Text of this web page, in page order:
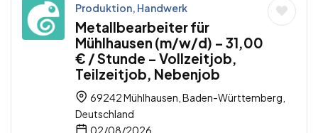
Produktion, Handwerk
Metallbearbeiter für
Mühlhausen (m/w/d) – 31,00
€ / Stunde – Vollzeitjob,
Teilzeitjob, Nebenjob
69242 Mühlhausen, Baden-Württemberg,
Deutschland
02/08/2026